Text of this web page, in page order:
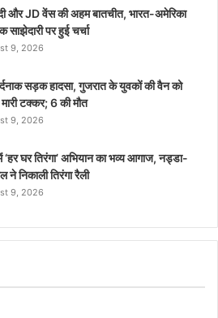
और JD वेंस की अहम बातचीत, भारत-अमेरिका
साझेदारी पर हुई चर्चा
9, 2026
सड़क हादसा, गुजरात के युवकों की वैन को
टक्कर; 6 की मौत
9, 2026
घर तिरंगा’ अभियान का भव्य आगाज, नड्डा-
ने निकाली तिरंगा रैली
9, 2026